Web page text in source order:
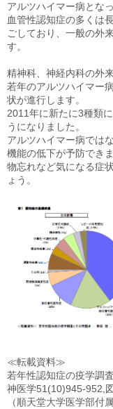
Topics
施設紹介
採用情報
ボランティアしてみ
利用対象者一覧
アルツハイマー病とな
血管性認知症の多くは
ごしており、一般の外
す。
精神科、神経内科の外
若年のアルツハイマー
状が進行します。
2011年に新たに3種類
うになりました。
アルツハイマー病では
機能の低下が予防できま
物忘れなど気になる症
ょう。
≪転載資料≫
若年性認知症の疫学
神医学51(10)945-952,
（順天堂大学医学部